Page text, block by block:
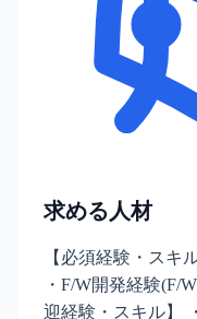
求める人材
【必須経験・スキ
・F/W開発経験(F/
迎経験・スキル】